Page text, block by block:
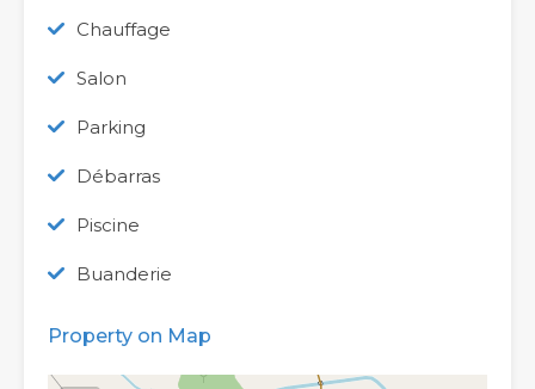
Chauffage
Salon
Parking
Débarras
Piscine
Buanderie
Property on Map